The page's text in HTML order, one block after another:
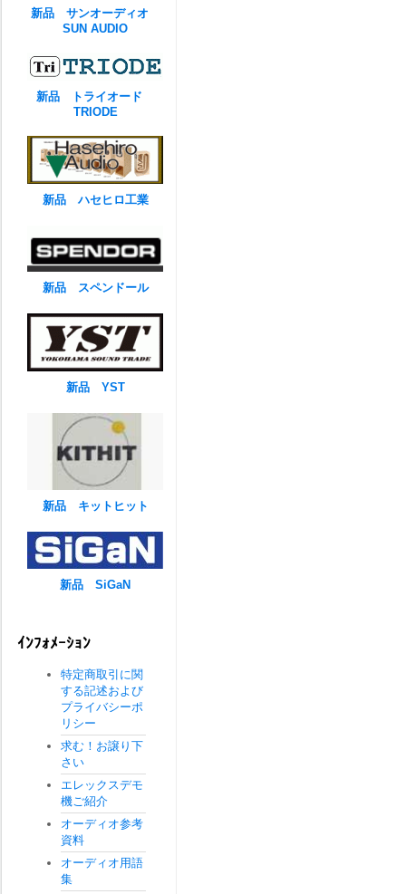
新品 サンオーディオ
SUN AUDIO
新品 トライオード
TRIODE
新品 ハセヒロ工業
新品 スペンドール
新品 YST
新品 キットヒット
新品 SiGaN
ｲﾝﾌｫﾒｰｼｮﾝ
特定商取引に関
する記述および
プライバシーポ
リシー
求む！お譲り下
さい
エレックスデモ
機ご紹介
オーディオ参考
資料
オーディオ用語
集